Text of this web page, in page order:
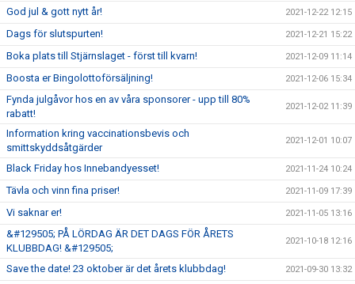
God jul & gott nytt år! 2021-12-22 12:15
Dags för slutspurten! 2021-12-21 15:22
Boka plats till Stjärnslaget - först till kvarn! 2021-12-09 11:14
Boosta er Bingolottoförsäljning! 2021-12-06 15:34
Fynda julgåvor hos en av våra sponsorer - upp till 80%
rabatt!
2021-12-02 11:39
Information kring vaccinationsbevis och
smittskyddsåtgärder
2021-12-01 10:07
Black Friday hos Innebandyesset! 2021-11-24 10:24
Tävla och vinn fina priser! 2021-11-09 17:39
Vi saknar er! 2021-11-05 13:16
&#129505; PÅ LÖRDAG ÄR DET DAGS FÖR ÅRETS
KLUBBDAG! &#129505;
2021-10-18 12:16
Save the date! 23 oktober är det årets klubbdag! 2021-09-30 13:32